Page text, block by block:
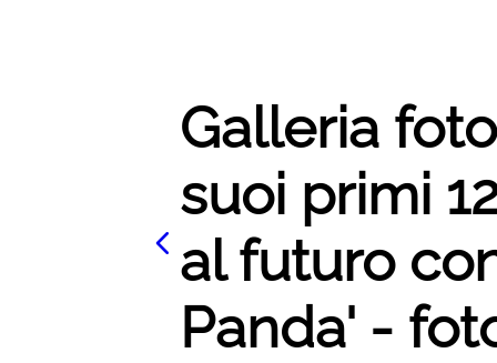
Galleria
suoi primi
al futuro
Panda' -